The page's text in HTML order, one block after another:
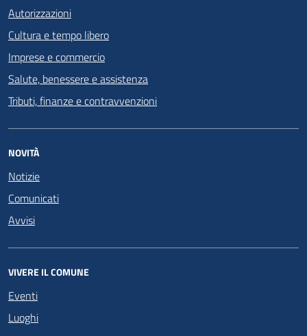
Autorizzazioni
Cultura e tempo libero
Imprese e commercio
Salute, benessere e assistenza
Tributi, finanze e contravvenzioni
NOVITÀ
Notizie
Comunicati
Avvisi
VIVERE IL COMUNE
Eventi
Luoghi